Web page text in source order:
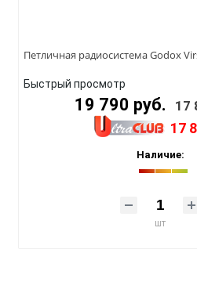
Петличная радиосистема Godox
Быстрый просмотр
19 790 руб. 17
17
Наличие:
шт